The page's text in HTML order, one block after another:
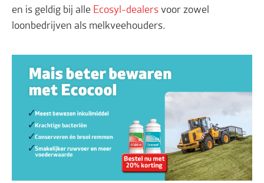
en is geldig bij alle Ecosyl-dealers voor zowel
loonbedrijven als melkveehouders.